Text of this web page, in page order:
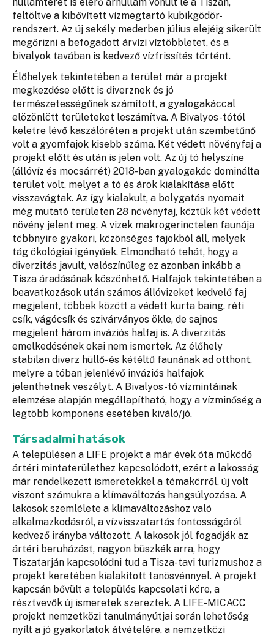
feltöltve a kibővített vízmegtartó kubikgödör-
rendszert. Az új sekély mederben július elejéig sikerült
megőrizni a befogadott árvízi víztöbbletet, és a
bivalyok tavában is kedvező vízfrissítés történt.
Élőhelyek tekintetében a terület már a projekt
megkezdése előtt is diverznek és jó
természetességűnek számított, a gyalogakáccal
elözönlött területeket leszámítva. A Bivalyos-tótól
keletre lévő kaszálóréten a projekt után szembetűnő
volt a gyomfajok kisebb száma. Két védett növényfaj a
projekt előtt és után is jelen volt. Az új tó helyszíne
(állóvíz és mocsárrét) 2018-ban gyalogakác dominálta
terület volt, melyet a tó és árok kialakítása előtt
visszavágtak. Az így kialakult, a bolygatás nyomait
még mutató területen 28 növényfaj, köztük két védett
növény jelent meg. A vizek makrogerinctelen faunája
többnyire gyakori, közönséges fajokból áll, melyek
tág ökológiai igényűek. Elmondható tehát, hogy a
diverzitás javult, valószínűleg ez azonban inkább a
Tisza áradásának köszönhető. Halfajok tekintetében a
beavatkozások után számos állóvizeket kedvelő faj
megjelent, többek között a védett kurta baing, réti
csík, vágócsík és szivárványos ökle, de sajnos
megjelent három inváziós halfaj is. A diverzitás
emelkedésének okai nem ismertek. Az élőhely
stabilan diverz hüllő- és kétéltű faunának ad otthont,
melyre a tóban jelenlévő inváziós halfajok
jelenthetnek veszélyt. A Bivalyos-tó vízmintáinak
elemzése alapján megállapítható, hogy a vízminőség a
legtöbb komponens esetében kiváló/jó.
Társadalmi hatások
A településen a LIFE projekt a már évek óta működő
ártéri mintaterülethez kapcsolódott, ezért a lakosság
már rendelkezett ismeretekkel a témakörről, új volt
viszont számukra a klímaváltozás hangsúlyozása. A
lakosok szemlélete a klímaváltozáshoz való
alkalmazkodásról, a vízvisszatartás fontosságáról
kedvező irányba változott. A lakosok jól fogadják az
ártéri beruházást, nagyon büszkék arra, hogy
Tiszatarján kapcsolódni tud a Tisza-tavi turizmushoz a
projekt keretében kialakított tanösvénnyel. A projekt
kapcsán bővült a település kapcsolati köre, a
résztvevők új ismeretek szereztek. A LIFE-MICACC
projekt nemzetközi tanulmányútjai során lehetőség
nyílt a jó gyakorlatok átvételére, a nemzetközi